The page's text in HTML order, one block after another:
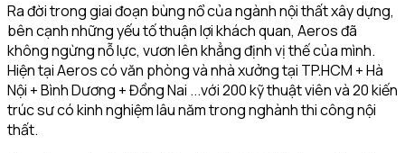
Ra đời trong giai đoạn bùng nổ của ngành nội thất xây dựng,
bên cạnh những yếu tố thuận lợi khách quan, Aeros đã
không ngừng nỗ lực, vươn lên khẳng định vị thế của mình.
Hiện tại Aeros có văn phòng và nhà xưởng tại TP.HCM + Hà
Nội + Bình Dương + Đồng Nai ...với 200 kỹ thuật viên và 20 kiến
trúc sư có kinh nghiệm lâu năm trong nghành thi công nội
thất.